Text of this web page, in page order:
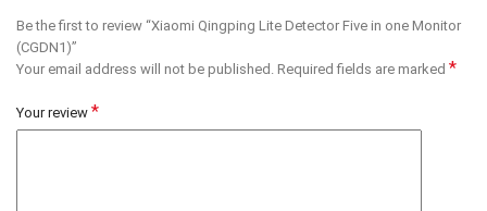
Be the first to review “Xiaomi Qingping Lite Detector Five in one Monitor
(CGDN1)”
Your email address will not be published. Required fields are marked *
Your review *